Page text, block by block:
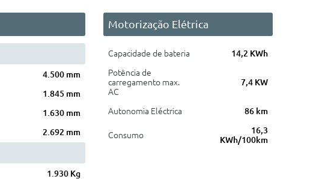
4.500 mm
1.845 mm
1.630 mm
2.692 mm
1.930 Kg
Motorização Elétrica
Capacidade de bateria
14,2 KWh
Potência de
carregamento max.
AC
7,4 KW
Autonomia Eléctrica 86 km
Consumo
16,3
KWh/100km